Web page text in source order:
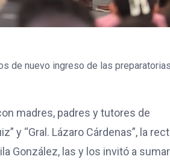
de nuevo ingreso de las
madres, padres y tutores de
y “Gral. Lázaro Cárdenas”, la
González, las y los invitó a